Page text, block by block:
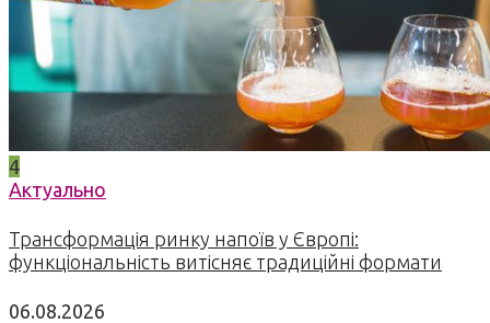
4
Актуально
Трансформація ринку напоїв у Європі:
функціональність витісняє традиційні формати
06.08.2026